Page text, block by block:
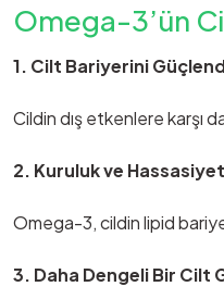
Omega-3’ün
1. Cilt Bariyerini
Cildin dış etkenlere karşı
2. Kuruluk ve
Omega-3, cildin lipid
3. Daha Dengeli Bir Cilt